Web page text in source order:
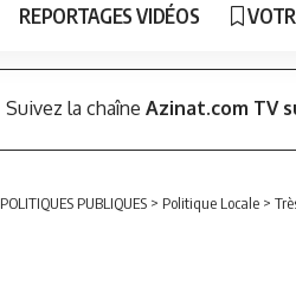
REPORTAGES VIDÉOS
Suivez la chaîne Azinat.com TV
POLITIQUES PUBLIQUES > Politique Locale >